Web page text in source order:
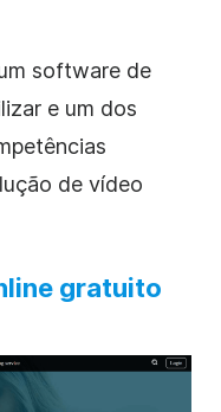
software de
e um dos
de vídeo
gratuito